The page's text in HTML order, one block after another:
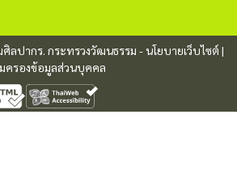
ลปากร. กระทรวงวัฒนธรรม -นโยบายเว็บไซต์ |
ครองข้อมูลส่วนบุคคล